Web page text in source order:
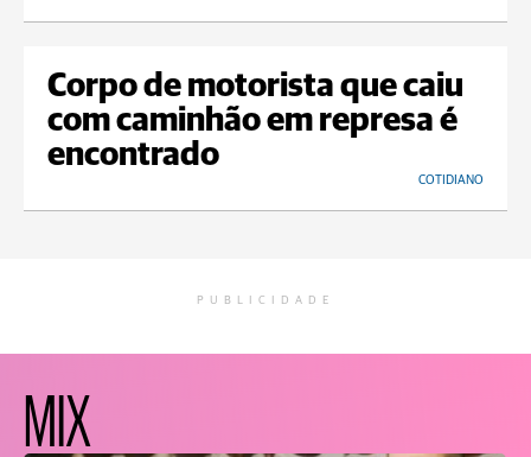
Corpo de motorista que caiu
com caminhão em represa é
encontrado
COTIDIANO
PUBLICIDADE
MIX